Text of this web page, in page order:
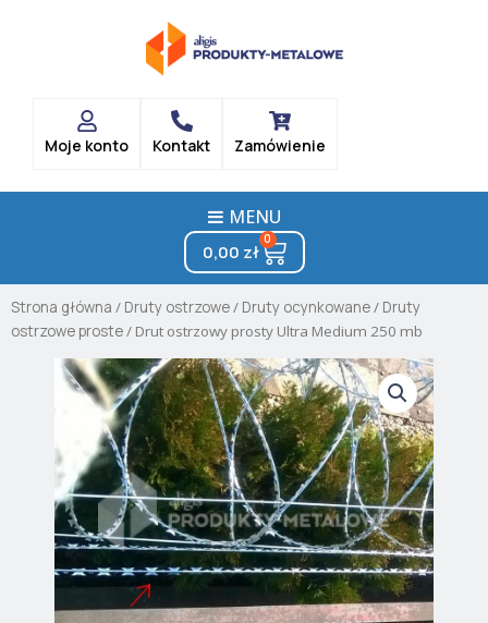
Moje konto Kontakt Zamówienie
MENU
0,00 zł
0
Cart
Strona główna / Druty ostrzowe/ Druty ocynkowane/ Druty
ostrzowe proste/ Drut ostrzowy prosty Ultra Medium 250 mb